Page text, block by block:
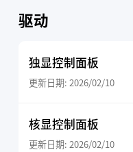
驱动
独显控制面板
更新日期: 2026/02/10
核显控制面板
更新日期: 2026/02/10